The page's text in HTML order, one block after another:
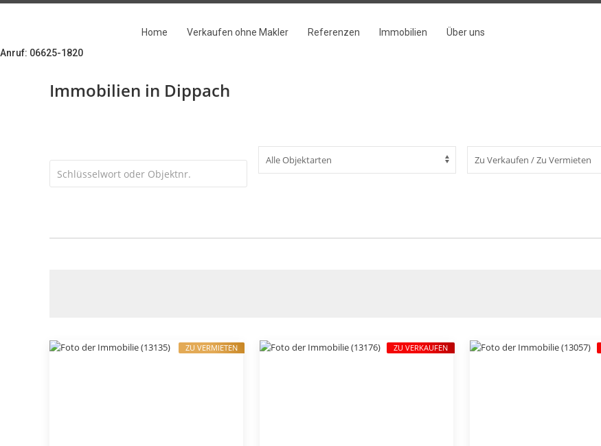
Zum
Home Verkaufen ohne Makler Referenzen Immobilien
Über uns
Anruf: 06625-1820
Immobilien in Dippach
ZU VERMIETEN ZU VERKAUFEN